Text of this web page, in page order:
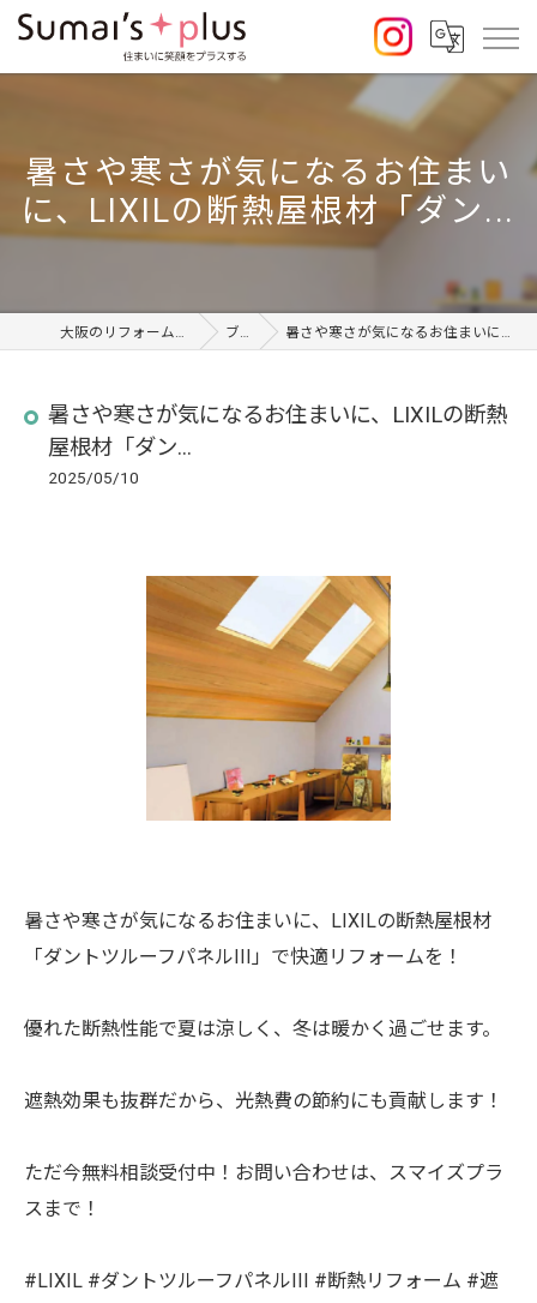
暑さや寒さが気になるお住まい
に、LIXILの断熱屋根材「ダン...
大阪のリフォームならSumai's Plus ブログ 暑さや寒さが気になるお住まいに、LIXILの断熱屋根材「ダン...
暑さや寒さが気になるお住まいに、LIXILの断熱
屋根材「ダン...
2025/05/10
暑さや寒さが気になるお住まいに、LIXILの断熱屋根材
「ダントツルーフパネルIII」で快適リフォームを！
優れた断熱性能で夏は涼しく、冬は暖かく過ごせます。
遮熱効果も抜群だから、光熱費の節約にも貢献します！
ただ今無料相談受付中！お問い合わせは、スマイズプラ
スまで！
#LIXIL #ダントツルーフパネルIII #断熱リフォーム #遮